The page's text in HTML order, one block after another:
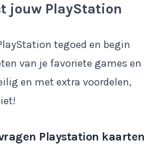
jouw PlayStation
tegoed en begin
van je favoriete games en
en met extra voordelen,
Playstation kaarten